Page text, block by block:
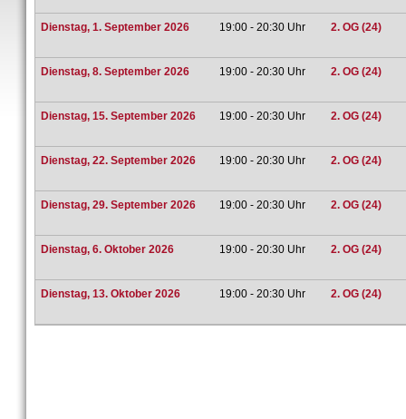
Dienstag, 1. September 2026 19:00 - 20:30 Uhr 2. OG (24)
Dienstag, 8. September 2026 19:00 - 20:30 Uhr 2. OG (24)
Dienstag, 15. September 2026 19:00 - 20:30 Uhr 2. OG (24)
Dienstag, 22. September 2026 19:00 - 20:30 Uhr 2. OG (24)
Dienstag, 29. September 2026 19:00 - 20:30 Uhr 2. OG (24)
Dienstag, 6. Oktober 2026 19:00 - 20:30 Uhr 2. OG (24)
Dienstag, 13. Oktober 2026 19:00 - 20:30 Uhr 2. OG (24)